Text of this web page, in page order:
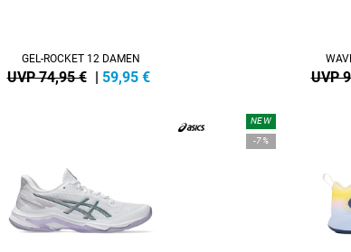
GEL-ROCKET 12 DAMEN
UVP 74,95 € | 59,95 € UVP
NEW
-7%